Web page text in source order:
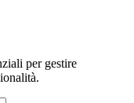
per gestire